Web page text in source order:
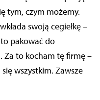
tym, czym możemy.
swoją cegiełkę –
pakować do
Za to kocham tę firmę –
wszystkim. Zawsze